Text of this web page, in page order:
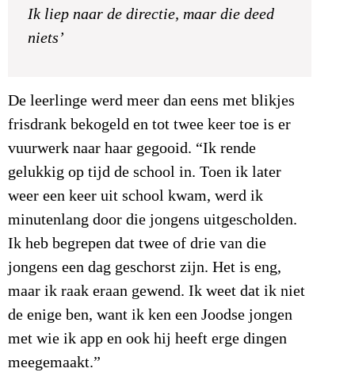
Ik liep naar de directie, maar die deed
niets’
De leerlinge werd meer dan eens met blikjes
frisdrank bekogeld en tot twee keer toe is er
vuurwerk naar haar gegooid. “Ik rende
gelukkig op tijd de school in. Toen ik later
weer een keer uit school kwam, werd ik
minutenlang door die jongens uitgescholden.
Ik heb begrepen dat twee of drie van die
jongens een dag geschorst zijn. Het is eng,
maar ik raak eraan gewend. Ik weet dat ik niet
de enige ben, want ik ken een Joodse jongen
met wie ik app en ook hij heeft erge dingen
meegemaakt.”